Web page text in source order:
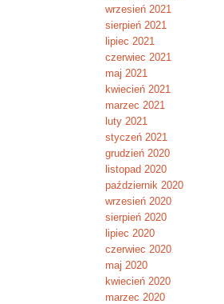
wrzesień 2021
sierpień 2021
lipiec 2021
czerwiec 2021
maj 2021
kwiecień 2021
marzec 2021
luty 2021
styczeń 2021
grudzień 2020
listopad 2020
październik 2020
wrzesień 2020
sierpień 2020
lipiec 2020
czerwiec 2020
maj 2020
kwiecień 2020
marzec 2020